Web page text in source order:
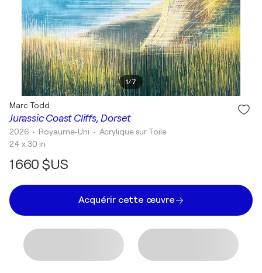
1/7
Jurassic Coast Cliffs, Dorset
Marc Todd
2026 • Royaume-Uni • Acrylique sur Toile
24 x 30 in
1 660 $US
Acquérir cette œuvre